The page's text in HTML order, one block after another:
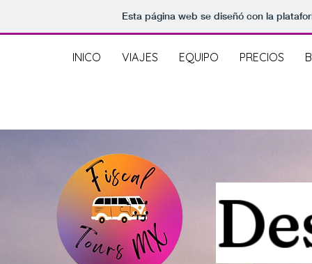
Esta página web se diseñó con la
INICO VIAJES EQUIPO PRECIOS